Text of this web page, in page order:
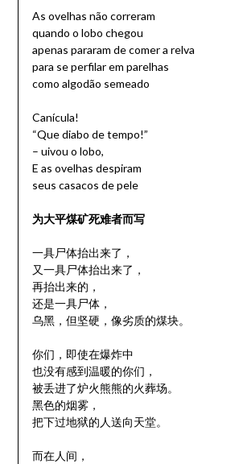
As ovelhas não correram
quando o lobo chegou
apenas pararam de comer a relva
para se perfilar em parelhas
como algodão semeado
Canícula!
“Que diabo de tempo!”
– uivou o lobo,
E as ovelhas despiram
seus casacos de pele
为大平煤矿死难者而写
一具尸体抬出来了，
又一具尸体抬出来了，
再抬出来的，
还是一具尸体，
乌黑，但坚硬，像劣质的煤块。
你们，即使在爆炸中
也没有感到温暖的你们，
被丢进了炉火熊熊的火葬场。
黑色的烟雾，
把下过地狱的人送向天堂。
而在人间，